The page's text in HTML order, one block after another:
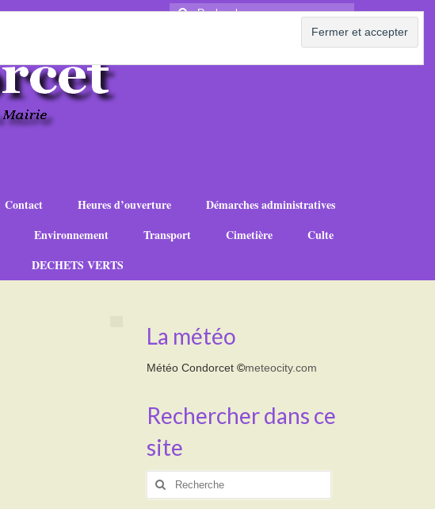
Rechercher
Contact Heures d’ouverture
Démarches administratives
Environnement Transport Cimetière
Culte
DECHETS VERTS
La météo
Météo Condorcet©meteocity.com
Rechercher dans ce
site
Rechercher